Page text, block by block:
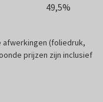
49,5%
afwerkingen (foliedruk,
prijzen zijn inclusief